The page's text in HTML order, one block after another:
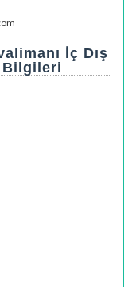
İç Dış
Bilgileri